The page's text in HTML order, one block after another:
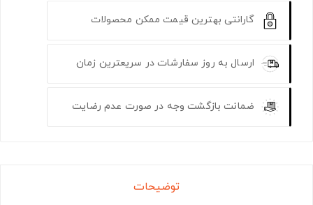
گارانتی بهترین قیمت ممکن محصولات
ارسال به روز سفارشات در سریعترین زمان
ضمانت بازگشت وجه در صورت عدم رضایت
توضیحات